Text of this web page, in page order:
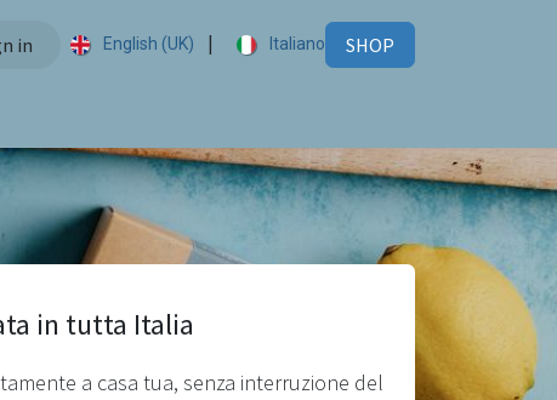
in English (UK) | Italiano SHOP
in tutta Italia
a casa tua, senza interruzione del